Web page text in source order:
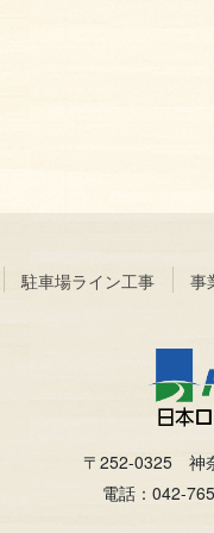
駐車場ライン工事 事
〒252-0325 神
電話：042-